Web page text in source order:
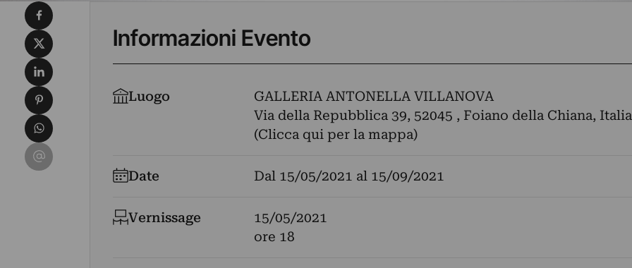
Informazioni Evento
Luogo
GALLERIA ANTONELLA VILLANOVA
Via della Repubblica 39, 52045 , Foiano della Chiana, Italia
(Clicca qui per la mappa)
Date Dal 15/05/2021 al 15/09/2021
Vernissage
15/05/2021
ore 18
Condividi su Facebook
Condividi su X
Condividi su LinkedIn
Condividi su Pinterest
Condividi su WhatsApp
Condividi su Email